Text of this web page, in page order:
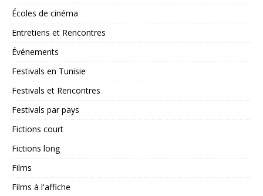
Écoles de cinéma
Entretiens et Rencontres
Événements
Festivals en Tunisie
Festivals et Rencontres
Festivals par pays
Fictions court
Fictions long
Films
Films à l'affiche